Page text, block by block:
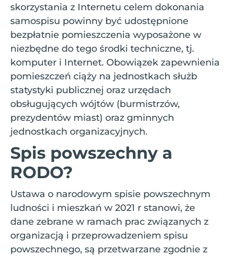
skorzystania z Internetu celem dokonania
samospisu powinny być udostępnione
bezpłatnie pomieszczenia wyposażone w
niezbędne do tego środki techniczne, tj.
komputer i Internet. Obowiązek zapewnienia
pomieszczeń ciąży na jednostkach służb
statystyki publicznej oraz urzędach
obsługujących wójtów (burmistrzów,
prezydentów miast) oraz gminnych
jednostkach organizacyjnych.
Spis powszechny a
RODO?
Ustawa o narodowym spisie powszechnym
ludności i mieszkań w 2021 r stanowi, że
dane zebrane w ramach prac związanych z
organizacją i przeprowadzeniem spisu
powszechnego, są przetwarzane zgodnie z